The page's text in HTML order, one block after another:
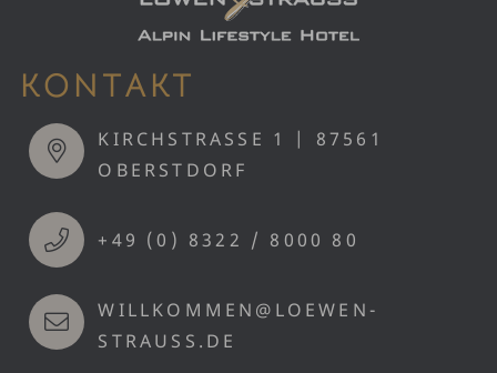
KONTAKT
KIRCHSTRASSE 1 | 87561 O
BERSTDORF
+49 (0) 8322 / 8000 80
WILLKOMMEN@LOEWEN-
STRAUSS.DE